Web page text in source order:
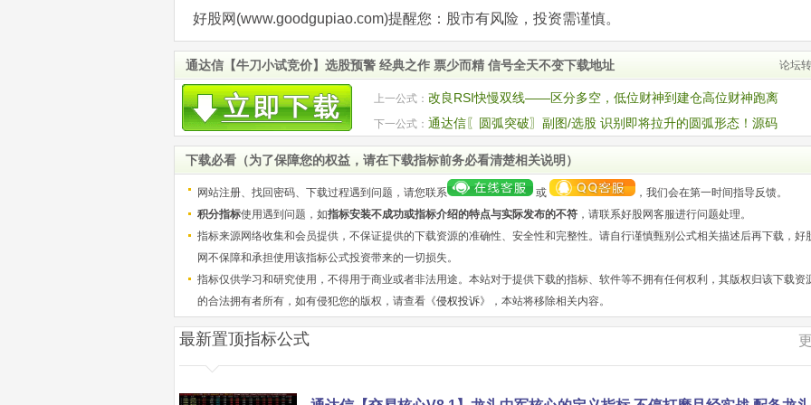
好股网(www.goodgupiao.com)提醒您：股市有风险，投资需谨慎。
通达信【牛刀小试竞价】选股预警 经典之作 票少而精 信号全天不变下载地址 论坛
上一公式： 改良RSI快慢双线——区分多空，低位财神到建仓高位财神跑离
场！副图源码
下一公式： 通达信〖圆弧突破〗副图/选股 识别即将拉升的圆弧形态！源码
下载必看（为了保障您的权益，请在下载指标前务必看清楚相关说明）
网站注册、找回密码、下载过程遇到问题，请您联系 或
，我们会在第一时间指导反馈。
积分指标使用遇到问题，如指标安装不成功或指标介绍的特点与实际发布的不符 ，请联系好股网客服进行问题处理。
指标来源网络收集和会员提供，不保证提供的下载资源的准确性、安全性和完整性。请自行谨慎甄别公式相关描述后再下载，好
网不保障和承担使用该指标公式投资带来的一切损失。
指标仅供学习和研究使用，不得用于商业或者非法用途。本站对于提供下载的指标、软件等不拥有任何权利，其版权归该下载资
的合法拥有者所有，如有侵犯您的版权，请查看《侵权投诉》，本站将移除相关内容。
最新置顶指标公式